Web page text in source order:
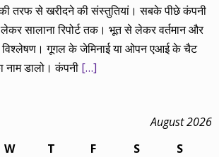
तरफ से खरीदने की संस्तुतियां। सबके पीछे कंपनी
लेकर सालाना रिपोर्ट तक। भूत से लेकर वर्तमान और
विश्लेषण। गूगल के जेमिनाई या ओपन एआई के चैट
नाम डालो। कंपनी […]
August 2026
W T F S
S